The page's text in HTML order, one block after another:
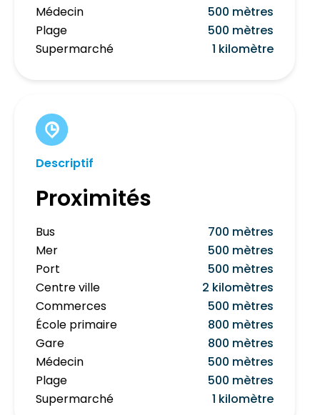
Médecin
500 mètres
Plage
500 mètres
Supermarché
1 kilomètre
Descriptif
Proximités
Bus
700 mètres
Mer
500 mètres
Port
500 mètres
Centre ville
2 kilomètres
Commerces
500 mètres
École primaire
800 mètres
Gare
800 mètres
Médecin
500 mètres
Plage
500 mètres
Supermarché
1 kilomètre